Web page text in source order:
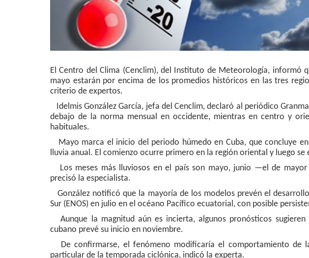
El Centro del Clima (Cenclim), del Instituto de Meteorología, informó
mayo estarán por encima de los promedios históricos en las tres
criterio de expertos.
Idelmis González García, jefa del Cenclim, declaró al periódico
debajo de la norma mensual en occidente, mientras en centro y
habituales.
Mayo marca el inicio del periodo húmedo en Cuba, que concluye
lluvia anual. El comienzo ocurre primero en la región oriental y luego
Los meses más lluviosos en el país son mayo, junio —el de
precisó la especialista.
González notificó que la mayoría de los modelos prevén el
Sur (ENOS) en julio en el océano Pacífico ecuatorial, con posible
Aunque la magnitud aún es incierta, algunos pronósticos
cubano prevé su inicio en noviembre.
De confirmarse, el fenómeno modificaría el comportamiento de
particular de la temporada ciclónica, indicó la experta.